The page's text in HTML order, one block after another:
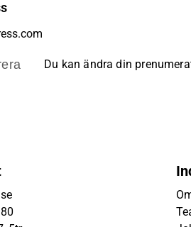
Du kan ändra din